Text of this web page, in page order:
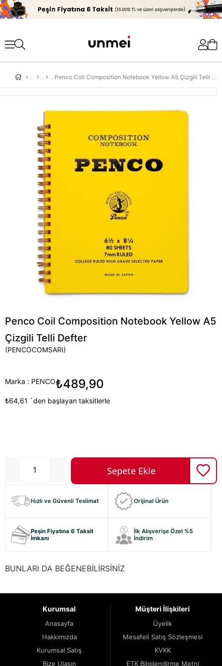
'
Penco Coil Composition Notebook Yellow A5 Çizgili Telli Defter
Penco Coil Composition Notebook Yellow A5
Çizgili Telli Defter
(PENCOCOMSARI)
Marka : PENCO₺489,90
₺64,61 `den başlayan taksitlerle
Hızlı ve Güvenli Teslimat Orijinal Ürün
Peşin Fiyatına 6 Taksit
İmkanı
İlk Alışverişe Özel %5
İndirim
BUNLARI DA BEĞENEBİLİRSİNİZ
Kurumsal
Anasayfa
Hakkımızda
Kurumsal Satış
Bize Ulaşın
Müşteri İlişkileri
Üyelik
Mesafeli Satış Sözleşmesi
KVKK
ETK Bilgilendirme Metni